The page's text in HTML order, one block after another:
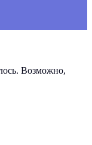
Возможно,